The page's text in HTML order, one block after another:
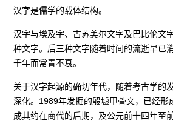
汉字是儒学的载体结构。
汉字与埃及字、古苏美尔文字及巴比伦文
种文字。后三种文字随着时间的流逝早已
千年而常青不衰。
关于汉字起源的确切年代，随着考古学的
深化。1989年发掘的殷墟甲骨文，已经形
成其约在商代的后期，及公元前十四年至